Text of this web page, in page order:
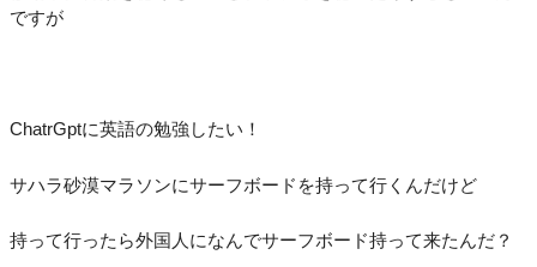
ですが
ChatrGptに英語の勉強したい！
サハラ砂漠マラソンにサーフボードを持って行くんだけど
持って行ったら外国人になんでサーフボード持って来たんだ？